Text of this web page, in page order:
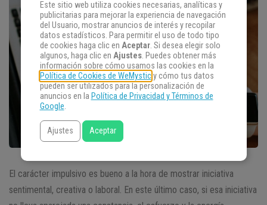
El carácter impulsivo es bueno a la hora de mostrar iniciativa
sentimental, creativa o laboral. En este último caso, si esa iniciativa
Este sitio web utiliza cookies necesarias, analíticas y
publicitarias para mejorar la experiencia de navegación
del Usuario, mostrar anuncios de interés y recopilar
datos estadísticos. Para permitir el uso de todo tipo
de cookies haga clic en Aceptar. Si desea elegir solo
algunos, haga clic en Ajustes. Puedes obtener más
información sobre cómo usamos las cookies en la
Política de Cookies de WeMysticy cómo tus datos
pueden ser utilizados para la personalización de
anuncios en la Política de Privacidad y Términos de
Google.
Ajustes Aceptar